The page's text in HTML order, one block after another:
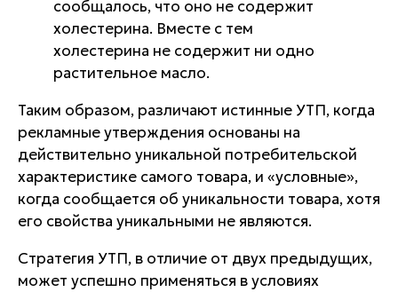
сообщалось, что оно не содержит
холестерина. Вместе с тем
холестерина не содержит ни одно
растительное масло.
Таким образом, различают истинные УТП, когда
рекламные утверждения основаны на
действительно уникальной потребительской
характеристике самого товара, и «условные»,
когда сообщается об уникальности товара, хотя
его свойства уникальными не являются.
Стратегия УТП, в отличие от двух предыдущих,
может успешно применяться в условиях